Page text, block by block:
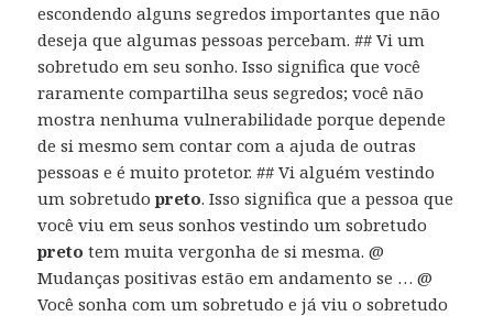
escondendo alguns segredos importantes que não
deseja que algumas pessoas percebam. ## Vi um
sobretudo em seu sonho. Isso significa que você
raramente compartilha seus segredos; você não
mostra nenhuma vulnerabilidade porque depende
de si mesmo sem contar com a ajuda de outras
pessoas e é muito protetor. ## Vi alguém vestindo
um sobretudopreto. Isso significa que a pessoa que
você viu em seus sonhos vestindo um sobretudo
preto tem muita vergonha de si mesma. @
Mudanças positivas estão em andamento se … @
Você sonha com um sobretudo e já viu o sobretudo